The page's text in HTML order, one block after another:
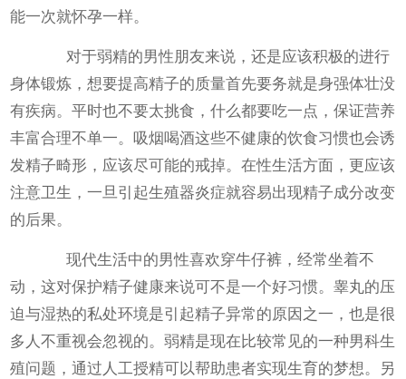
能一次就怀孕一样。
对于弱精的男性朋友来说，还是应该积极的进行
身体锻炼，想要提高精子的质量首先要务就是身强体壮没
有疾病。平时也不要太挑食，什么都要吃一点，保证营养
丰富合理不单一。吸烟喝酒这些不健康的饮食习惯也会诱
发精子畸形，应该尽可能的戒掉。在性生活方面，更应该
注意卫生，一旦引起生殖器炎症就容易出现精子成分改变
的后果。
现代生活中的男性喜欢穿牛仔裤，经常坐着不
动，这对保护精子健康来说可不是一个好习惯。睾丸的压
迫与湿热的私处环境是引起精子异常的原因之一，也是很
多人不重视会忽视的。弱精是现在比较常见的一种男科生
殖问题，通过人工授精可以帮助患者实现生育的梦想。另